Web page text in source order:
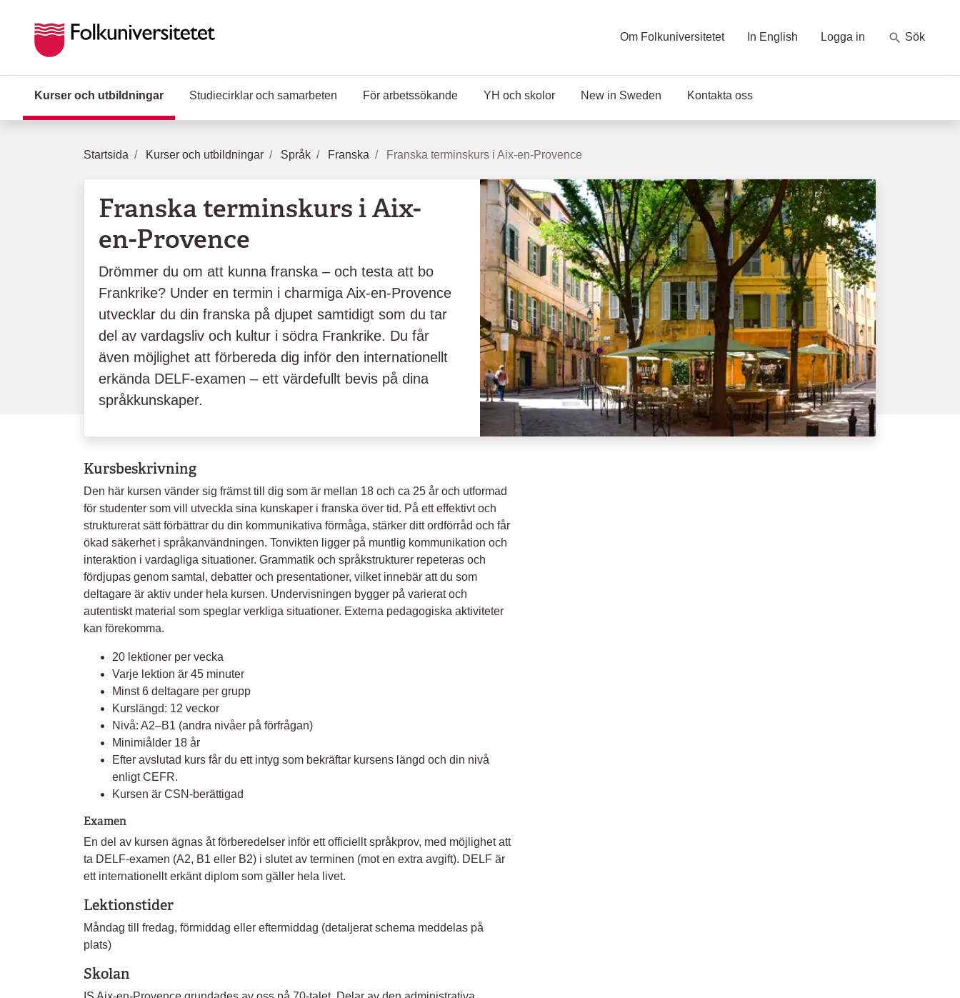
Om Folkuniversitetet In English Logga in Sök
Kurser och utbildningar (Aktuell sida)
Studiecirklar och samarbeten För arbetssökande YH och skolor New in Sweden Kontakta oss
Startsida Kurser och utbildningar Språk Franska Franska terminskurs i Aix-en-Provence
Franska terminskurs i Aix-
en-Provence
Drömmer du om att kunna franska – och testa att bo
Frankrike? Under en termin i charmiga Aix-en-Provence
utvecklar du din franska på djupet samtidigt som du tar
del av vardagsliv och kultur i södra Frankrike. Du får
även möjlighet att förbereda dig inför den internationellt
erkända DELF-examen – ett värdefullt bevis på dina
språkkunskaper.
Kursbeskrivning
Den här kursen vänder sig främst till dig som är mellan 18 och ca 25 år och utformad
för studenter som vill utveckla sina kunskaper i franska över tid. På ett effektivt och
strukturerat sätt förbättrar du din kommunikativa förmåga, stärker ditt ordförråd och får
ökad säkerhet i språkanvändningen. Tonvikten ligger på muntlig kommunikation och
interaktion i vardagliga situationer. Grammatik och språkstrukturer repeteras och
fördjupas genom samtal, debatter och presentationer, vilket innebär att du som
deltagare är aktiv under hela kursen. Undervisningen bygger på varierat och
autentiskt material som speglar verkliga situationer. Externa pedagogiska aktiviteter
kan förekomma.
20 lektioner per vecka
Varje lektion är 45 minuter
Minst 6 deltagare per grupp
Kurslängd: 12 veckor
Nivå: A2–B1 (andra nivåer på förfrågan)
Minimiålder 18 år
Efter avslutad kurs får du ett intyg som bekräftar kursens längd och din nivå
enligt CEFR.
Kursen är CSN-berättigad
Examen
En del av kursen ägnas åt förberedelser inför ett officiellt språkprov, med möjlighet att
ta DELF-examen (A2, B1 eller B2) i slutet av terminen (mot en extra avgift). DELF är
ett internationellt erkänt diplom som gäller hela livet.
Lektionstider
Måndag till fredag, förmiddag eller eftermiddag (detaljerat schema meddelas på
plats)
Skolan